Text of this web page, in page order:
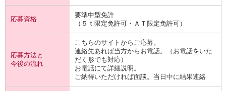
応募資格
要準中型免許
（５ｔ限定免許可・ＡＴ限定免許可）
応募方法と
今後の流れ
こちらのサイトからご応募。
連絡先あれば当方からお電話。（お電話をいた
だく形でも対応）
お電話にて詳細説明。
ご納得いただければ面談。当日中に結果連絡